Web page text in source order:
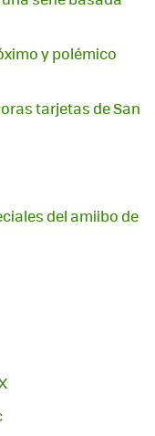
y polémico
tarjetas de San
del amiibo de